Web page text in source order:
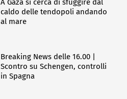
A Gaza si cerca di sfuggire dal
caldo delle tendopoli andando
al mare
Breaking News delle 16.00 |
Scontro su Schengen, controlli
in Spagna